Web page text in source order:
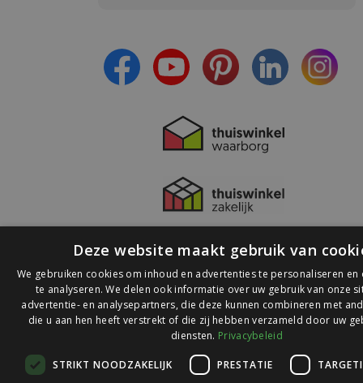
© 2026 Ledlichtdiscounter.nl
op
Deze website maakt gebruik van
We gebruiken cookies om inhoud en advertenties te personaliseren en
te analyseren. We delen ook informatie over uw gebruik van onze
advertentie- en analysepartners, die deze kunnen combineren met
die u aan hen heeft verstrekt of die zij hebben verzameld door uw
diensten. Privacybeleid
STRIKT NOODZAKELIJK PRESTATIE